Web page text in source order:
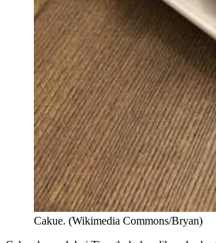
Cakue. (Wikimedia Commons/Bryan)